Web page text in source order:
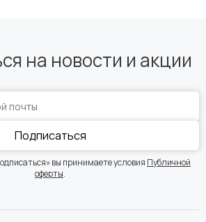
на новости и акции
Подписаться
вы принимаете условия Публичной
оферты.